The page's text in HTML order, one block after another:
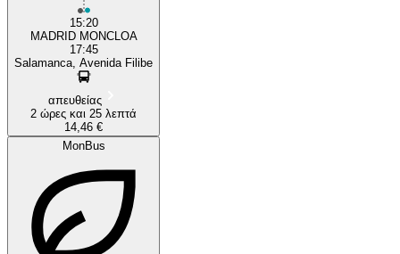
15:20
MADRID MONCLOA
17:45
Salamanca, Avenida Filibe
απευθείας
2 ώρες και 25 λεπτά
14,46 €
MonBus